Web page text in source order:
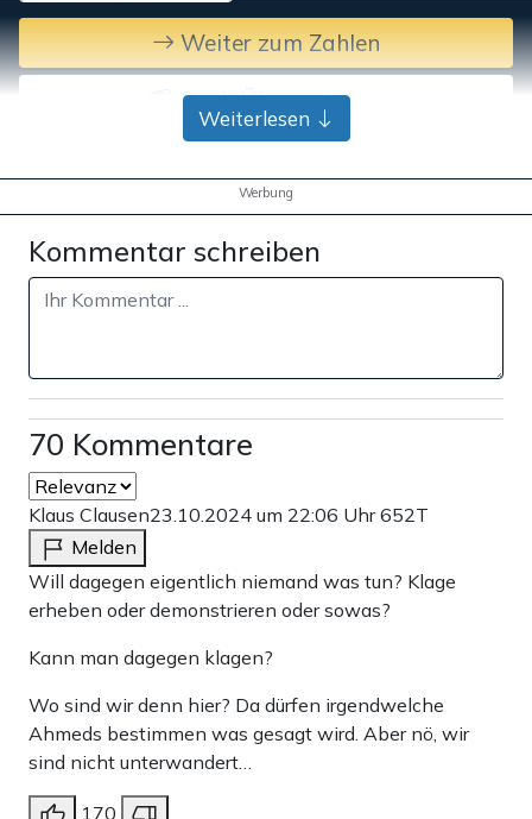
Weiter zum Zahlen
Bank-Überweisung
Weiterlesen
Werbung
Kommentar schreiben
70 Kommentare
Klaus Clausen23.10.2024 um 22:06 Uhr652T
Melden
Will dagegen eigentlich niemand was tun? Klage
erheben oder demonstrieren oder sowas?
Kann man dagegen klagen?
Wo sind wir denn hier? Da dürfen irgendwelche
Ahmeds bestimmen was gesagt wird. Aber nö, wir
sind nicht unterwandert…
170